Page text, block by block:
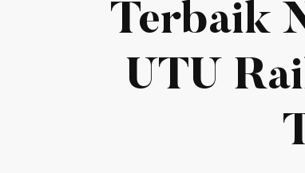
Terbaik
UTU